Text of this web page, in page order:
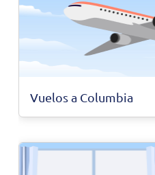
Vuelos a Columbia